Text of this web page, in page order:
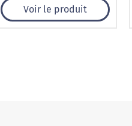
Voir le produit